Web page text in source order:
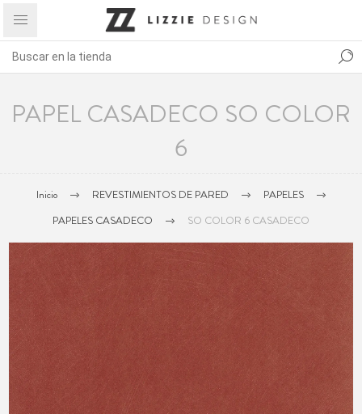
PAPEL CASADECO SO COLOR
6
Inicio REVESTIMIENTOS DE PARED
PAPELES
PAPELES CASADECO
SO COLOR 6 CASADECO